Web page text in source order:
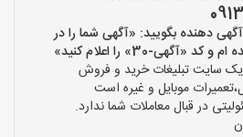
دهنده بگویید: «آگهی شما را در
30» را اعلام کنید»
سایت تبلیغات خرید و فروش
موبایل و غیره است
در قبال معاملات شما ندارد.